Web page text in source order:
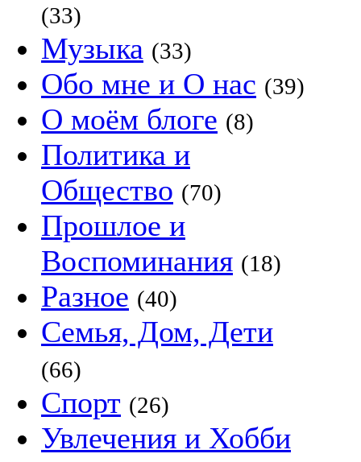
(33)
Музыка (33)
Обо мне и О нас (39)
О моём блоге (8)
Политика и
Общество (70)
Прошлое и
Воспоминания (18)
Разное (40)
Семья, Дом, Дети
(66)
Спорт (26)
Увлечения и Хобби